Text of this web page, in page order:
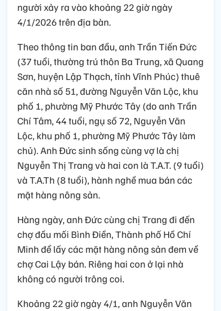
người xảy ra vào khoảng 22 giờ ngày
4/1/2026 trên địa bàn.
Theo thông tin ban đầu, anh Trần Tiến Đức
(37 tuổi, thường trú thôn Ba Trung, xã Quang
Sơn, huyện Lập Thạch, tỉnh Vĩnh Phúc) thuê
căn nhà số 51, đường Nguyễn Văn Lộc, khu
phố 1, phường Mỹ Phước Tây (do anh Trần
Chí Tâm, 44 tuổi, ngụ số 72, Nguyễn Văn
Lộc, khu phố 1, phường Mỹ Phước Tây làm
chủ). Anh Đức sinh sống cùng vợ là chị
Nguyễn Thị Trang và hai con là T.A.T. (9 tuổi)
và T.A.Th (8 tuổi), hành nghề mua bán các
mặt hàng nông sản.
Hàng ngày, anh Đức cùng chị Trang đi đến
chợ đầu mối Bình Điền, Thành phố Hồ Chí
Minh để lấy các mặt hàng nông sản đem về
chợ Cai Lậy bán. Riêng hai con ở lại nhà
không có người trông coi.
Khoảng 22 giờ ngày 4/1, anh Nguyễn Văn